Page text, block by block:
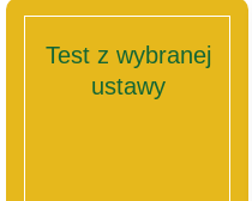
Test z wybranej
ustawy